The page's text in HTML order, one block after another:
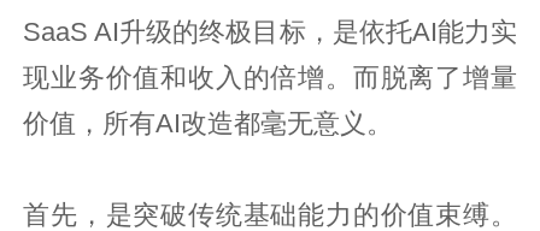
SaaS AI升级的终极目标，是依托AI能力实
现业务价值和收入的倍增。而脱离了增量
价值，所有AI改造都毫无意义。
首先，是突破传统基础能力的价值束缚。